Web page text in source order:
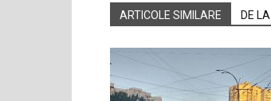
ARTICOLE SIMILARE DE